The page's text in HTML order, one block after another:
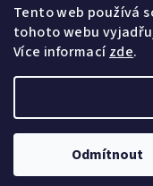
Tento web používá
tohoto webu
Více informacízde.
Odmítnout
Přijímáme